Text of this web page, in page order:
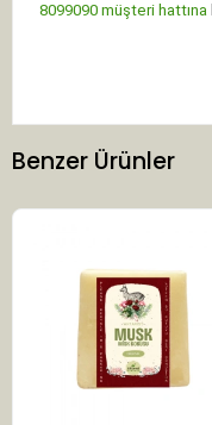
8099090 müşteri hattına
Benzer Ürünler